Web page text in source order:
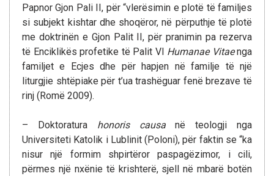
Papnor Gjon Pali II, për “vlerësimin e plotë të familjes
si subjekt kishtar dhe shoqëror, në përputhje të plotë
me doktrinën e Gjon Palit II, për pranimin pa rezerva
të Enciklikës profetike të Palit VI Humanae Vitaenga
familjet e Ecjes dhe për hapjen në familje të një
liturgjie shtëpiake për t’ua trashëguar fenë brezave të
rinj (Romë 2009).
– Doktoratura honoris causanë teologji nga
Universiteti Katolik i Lublinit (Poloni), për faktin se “ka
nisur një formim shpirtëror paspagëzimor, i cili,
përmes një nxënie të krishterë, sjell në mbarë botën